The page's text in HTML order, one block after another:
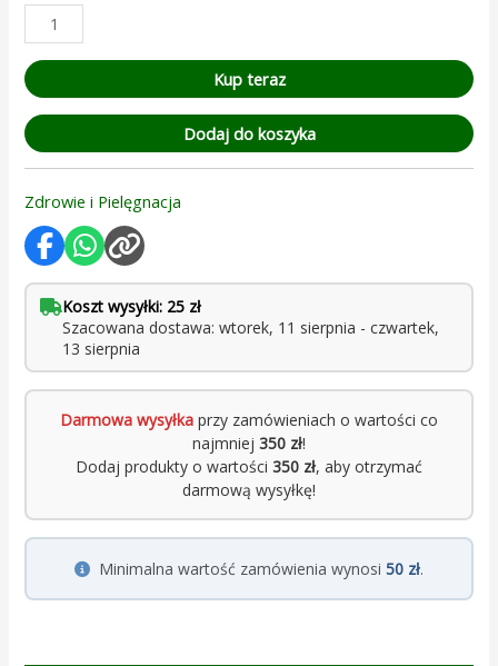
Kup teraz
Dodaj do koszyka
Zdrowie i Pielęgnacja
Koszt wysyłki: 25 zł
Szacowana dostawa: wtorek, 11 sierpnia - czwartek,
13 sierpnia
Darmowa wysyłka przy zamówieniach o wartości co
najmniej 350 zł!
Dodaj produkty o wartości 350 zł, aby otrzymać
darmową wysyłkę!
Minimalna wartość zamówienia wynosi 50 zł.